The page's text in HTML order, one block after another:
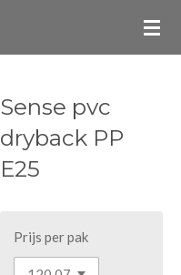
Sense pvc
dryback PP
E25
Prijs per pak